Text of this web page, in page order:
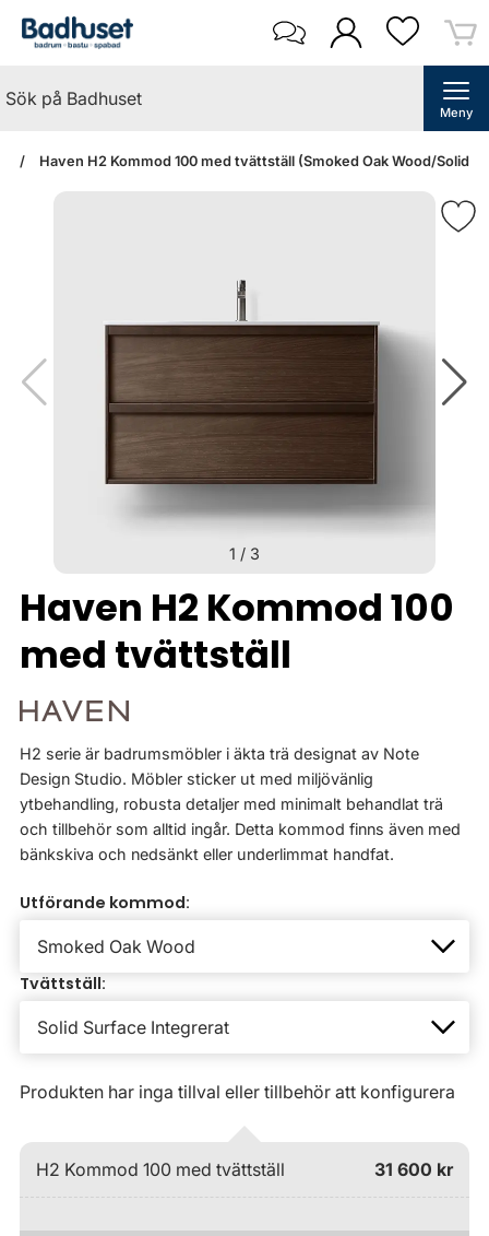
Meny
Haven H2 Kommod 100 med tvättställ (Smoked Oak Wood/Solid
1 / 3
Haven H2 Kommod 100
med tvättställ
H2 serie är badrumsmöbler i äkta trä designat av Note
Design Studio. Möbler sticker ut med miljövänlig
ytbehandling, robusta detaljer med minimalt behandlat trä
och tillbehör som alltid ingår. Detta kommod finns även med
bänkskiva och nedsänkt eller underlimmat handfat.
Utförande kommod:
Tvättställ:
Produkten har inga tillval eller tillbehör att konfigurera
H2 Kommod 100 med tvättställ 31 600 kr